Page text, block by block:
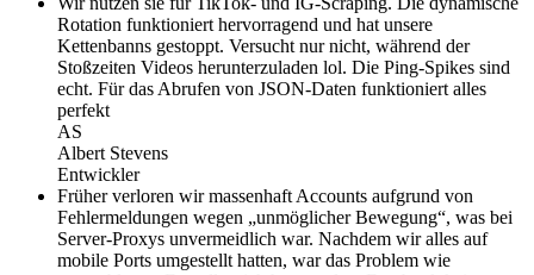
Rotation funktioniert hervorragend und hat unsere
Kettenbanns gestoppt. Versucht nur nicht, während der
Stoßzeiten Videos herunterzuladen lol. Die Ping-Spikes sind
echt. Für das Abrufen von JSON-Daten funktioniert alles
perfekt
AS
Albert Stevens
Entwickler
Früher verloren wir massenhaft Accounts aufgrund von
Fehlermeldungen wegen „unmöglicher Bewegung“, was bei
Server-Proxys unvermeidlich war. Nachdem wir alles auf
mobile Ports umgestellt hatten, war das Problem wie